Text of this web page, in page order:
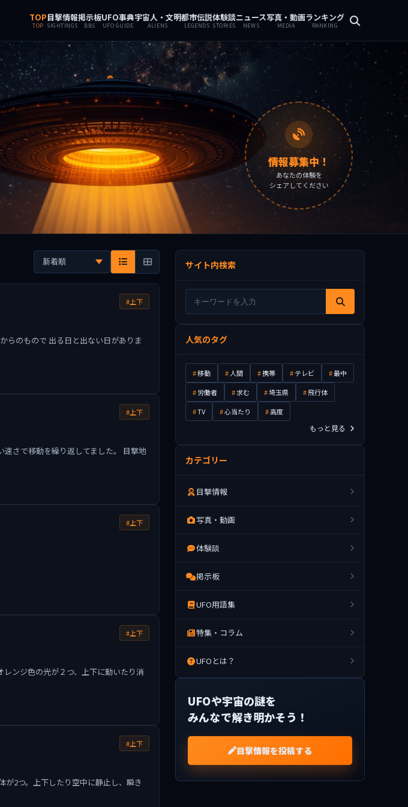
TOP
TOP
目撃情報
SIGHTINGS
掲示板
BBS
UFO事典
UFO GUIDE
宇宙人・文明
ALIENS
都市伝説
LEGENDS
体験談
STORIES
ニュース
NEWS
写真・動画
MEDIA
ランキング
RANKING
情報募集中！
あなたの体験を
シェアしてください
#上下
らのもので 出る日と出ない日がありま
#上下
さで移動を繰り返してました。 目撃地
#上下
#上下
ンジ色の光が２つ、上下に動いたり消
#上下
が2つ。上下したり空中に静止し、瞬き
サイト内検索
人気のタグ
移動 人間 携帯 テレビ
最中
労働者
求む 埼玉県
飛行体
TV
心当たり 高度
もっと見る
カテゴリー
目撃情報
写真・動画
体験談
掲示板
UFO用語集
特集・コラム
UFOとは？
UFOや宇宙の謎を
みんなで解き明かそう！
目撃情報を投稿する